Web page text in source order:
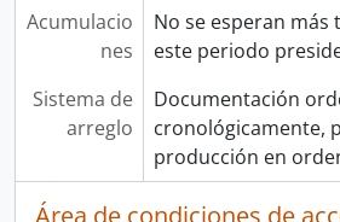
Acumulacio
nes
No se esperan más
este periodo
Sistema de
arreglo
Documentación
cronológicamente,
producción en
Área de condiciones de